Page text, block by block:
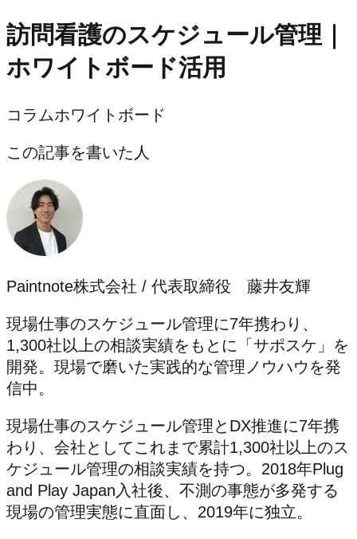
訪問看護のスケジュール管理｜
ホワイトボード活用
コラムホワイトボード
この記事を書いた人
Paintnote株式会社 / 代表取締役 藤井友輝
現場仕事のスケジュール管理に7年携わり、
1,300社以上の相談実績をもとに「サポスケ」を
開発。現場で磨いた実践的な管理ノウハウを発
信中。
現場仕事のスケジュール管理とDX推進に7年携
わり、会社としてこれまで累計1,300社以上のス
ケジュール管理の相談実績を持つ。2018年Plug
and Play Japan入社後、不測の事態が多発する
現場の管理実態に直面し、2019年に独立。